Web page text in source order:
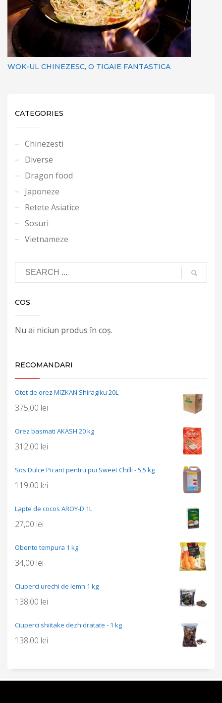
WOK-UL CHINEZESC, O TIGAIE FANTASTICA
CATEGORIES
Chinezesti
Diverse
Dragon food
Japoneze
Retete Asiatice
Sosuri
Vietnameze
COȘ
Nu ai niciun produs în coș.
RECOMANDARI
Otet de orez MIZKAN Shiragiku 20L
375,00 lei
Orez basmati AKASH 20 kg
312,00 lei
Sos Dulce Picant pentru pui Sweet Chilli - 5,5 kg
119,00 lei
Lapte de cocos AROY-D 1L
27,00 lei
Obento tempura 1 kg
34,00 lei
Ciuperci urechi de lemn 1 kg
138,00 lei
Ciuperci shiitake dezhidratate - 1 kg
138,00 lei